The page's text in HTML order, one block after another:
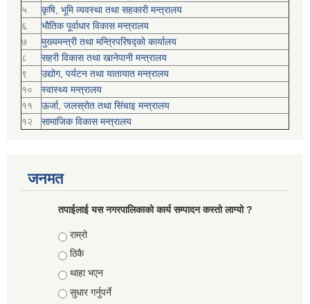
५
कृषि, भूमि व्यवस्था तथा सहकारी मन्त्रालय
६
भौतिक पूर्वाधार विकास मन्त्रालय
७
मुख्यमन्त्री तथा मन्त्रिपरिषद्को कार्यालय
८
सहरी विकास तथा खानेपानी मन्त्रालय
९
उद्योग, पर्यटन तथा यातायात मन्त्रालय
१०
स्वास्थ्य मन्त्रालय
११
ऊर्जा, जलस्रोत तथा सिंचाइ मन्त्रालय
१२
सामाजिक विकास मन्‍‍त्रालय
जनमत
तपाईलाई यस नगरपालिकाको कार्य सम्पादन कस्तो लाग्यो ?
Choices
राम्रो
ठिकै
थाहा भएन
सुधार गर्नुपर्ने